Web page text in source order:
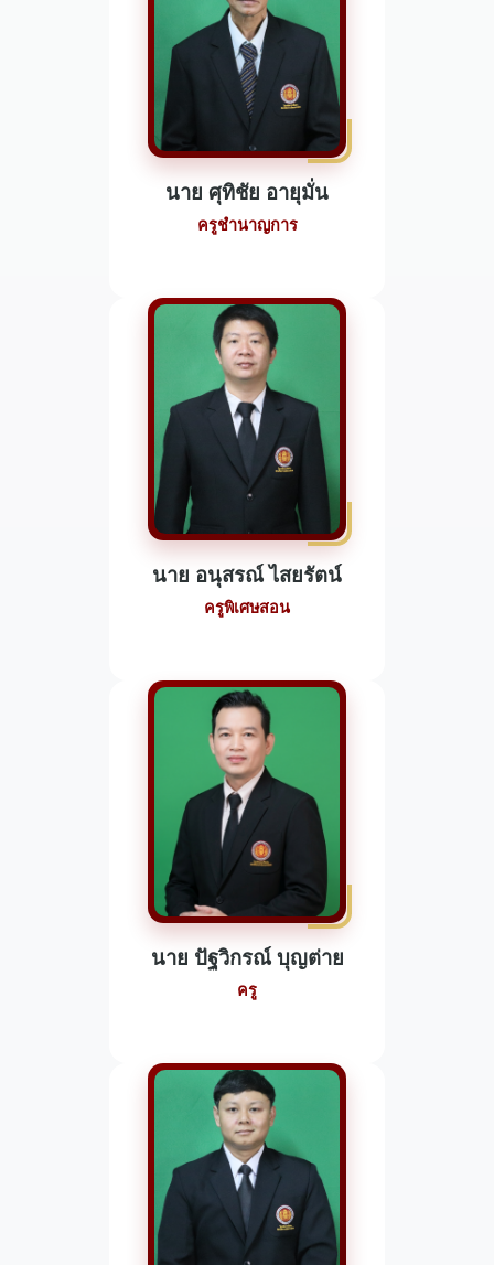
นาย ศุทิชัย อายุมั่น
ครูชำนาญการ
นาย อนุสรณ์ ไสยรัตน์
ครูพิเศษสอน
นาย ปัฐวิกรณ์ บุญต่าย
ครู